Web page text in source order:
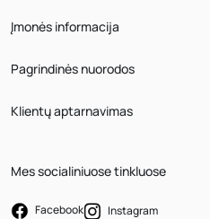
Įmonės informacija
Pagrindinės nuorodos
Klientų aptarnavimas
Mes socialiniuose tinkluose
Facebook Instagram